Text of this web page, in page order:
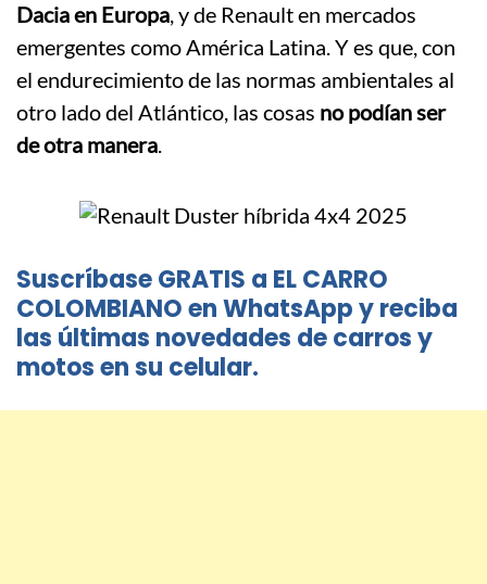
Dacia en Europa, y de Renault en mercados
emergentes como América Latina. Y es que, con
el endurecimiento de las normas ambientales al
otro lado del Atlántico, las cosas no podían ser
de otra manera.
Suscríbase GRATIS a EL CARRO
COLOMBIANO en WhatsApp y reciba
las últimas novedades de carros y
motos en su celular.